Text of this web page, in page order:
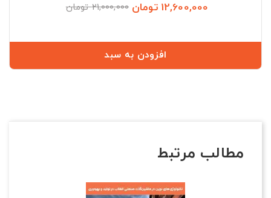
12,600,000 تومان 21,000,000 تومان
افزودن به سبد
مطالب مرتبط